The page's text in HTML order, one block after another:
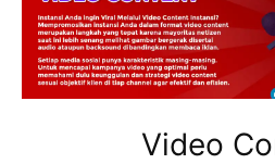
Video